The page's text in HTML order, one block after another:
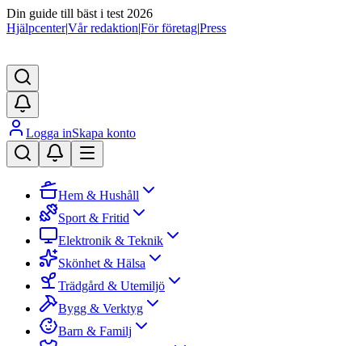
Din guide till bäst i test 2026
Hjälpcenter|Vår redaktion|För företag|Press
Logga inSkapa konto
Hem & Hushåll
Sport & Fritid
Elektronik & Teknik
Skönhet & Hälsa
Trädgård & Utemiljö
Bygg & Verktyg
Barn & Familj